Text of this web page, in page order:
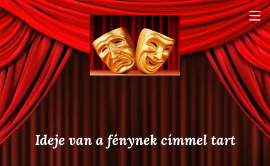
Ideje van a fénynek címmel tart